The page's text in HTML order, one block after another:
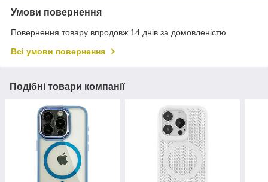
Умови повернення
Повернення товару впродовж 14 днів за домовленістю
Всі умови повернення
Подібні товари компанії